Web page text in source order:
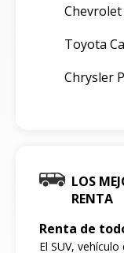
Toyota
Chrysler
LOS
RENTA
Renta de
El SUV,